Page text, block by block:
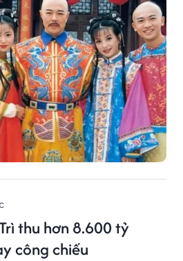
thu hơn 8.600 tỷ
công chiếu